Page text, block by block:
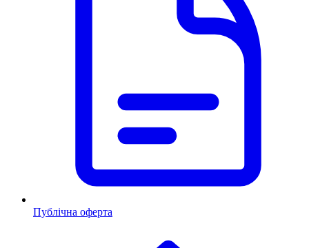
Публічна оферта